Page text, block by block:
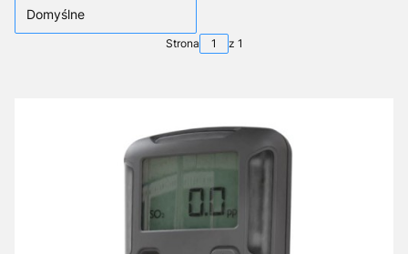
Domyślne
Strona z 1